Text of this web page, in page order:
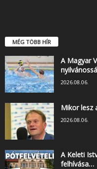
MÉG TÖBB HÍR
A Magyar
2026.08.06.
Mikor lesz
2026.08.06.
A Keleti
felhívása…